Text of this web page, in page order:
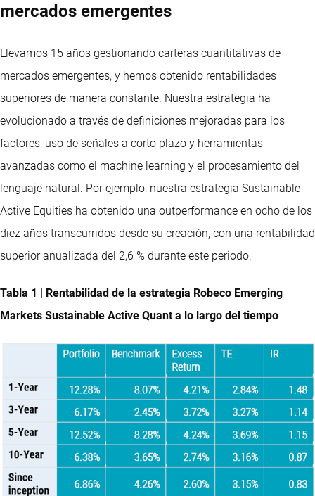
mercados emergentes
Llevamos 15 años gestionando carteras cuantitativas de
mercados emergentes, y hemos obtenido rentabilidades
superiores de manera constante. Nuestra estrategia ha
evolucionado a través de definiciones mejoradas para los
factores, uso de señales a corto plazo y herramientas
avanzadas como el machine learning y el procesamiento del
lenguaje natural. Por ejemplo, nuestra estrategia Sustainable
Active Equities ha obtenido una outperformance en ocho de los
diez años transcurridos desde su creación, con una rentabilidad
superior anualizada del 2,6 % durante este periodo.
Tabla 1 | Rentabilidad de la estrategia Robeco Emerging
Markets Sustainable Active Quant a lo largo del tiempo